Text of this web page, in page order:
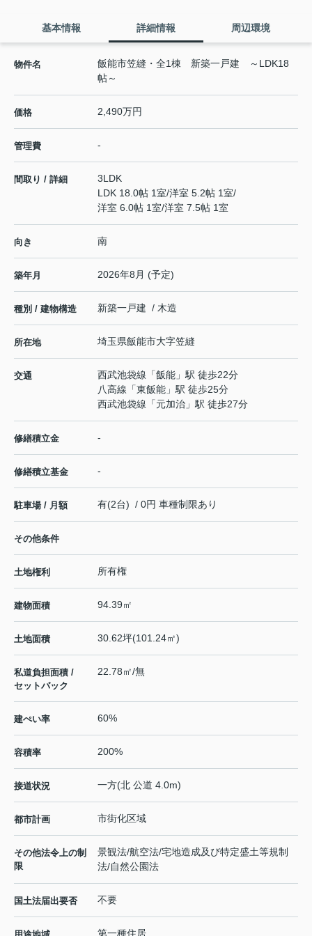
基本情報 詳細情報 周辺環境
物件名
飯能市笠縫・全1棟 新築一戸建 ～LDK18
帖～
価格 2,490万円
管理費 -
間取り / 詳細
3LDK
LDK 18.0帖 1室/洋室 5.2帖 1室/
洋室 6.0帖 1室/洋室 7.5帖 1室
向き 南
築年月 2026年8月 (予定)
種別 / 建物構造 新築一戸建 / 木造
所在地 埼玉県飯能市大字笠縫
交通 西武池袋線 「飯能 」駅 徒歩22分
八高線 「東飯能 」駅 徒歩25分
西武池袋線 「元加治 」駅 徒歩27分
修繕積立金 -
修繕積立基金 -
駐車場 / 月額 有(2台) / 0円 車種制限あり
その他条件
土地権利 所有権
建物面積 94.39㎡
土地面積 30.62坪(101.24㎡)
私道負担面積 /
セットバック
22.78㎡/無
建ぺい率 60%
容積率 200%
接道状況 一方(北 公道 4.0m)
都市計画 市街化区域
その他法令上の制
限
景観法/航空法/宅地造成及び特定盛土等規制
法/自然公園法
国土法届出要否 不要
第一種住居